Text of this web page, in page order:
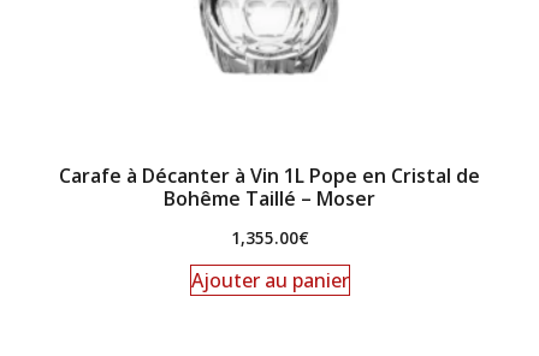
Carafe à Décanter à Vin 1L Pope en Cristal de
Bohême Taillé – Moser
1,355.00€
Ajouter au panier